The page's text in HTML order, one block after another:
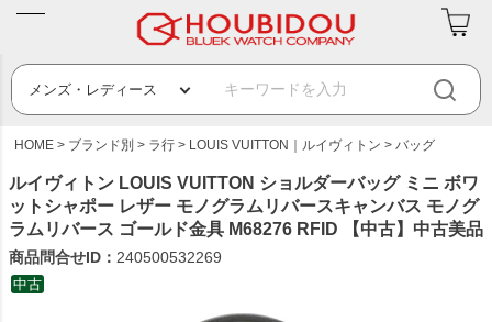
HOME ブランド別 ラ行 LOUIS VUITTON｜ルイヴィトン バッグ
ルイヴィトン LOUIS VUITTON ショルダーバッグ ミニ ボワ
ットシャポー レザー モノグラムリバースキャンバス モノグ
ラムリバース ゴールド金具 M68276 RFID 【中古】中古美品
商品問合せID： 240500532269
中古